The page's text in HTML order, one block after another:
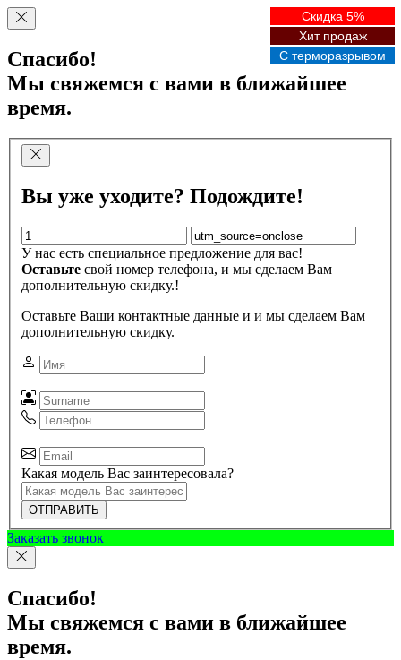
Спасибо!
Мы свяжемся с вами в ближайшее
время.
Вы уже уходите? Подождите!
У нас есть специальное предложение для вас!
Оставьте свой номер телефона, и мы сделаем Вам
дополнительную скидку.!
Оставьте Ваши контактные данные и и мы сделаем Вам
дополнительную скидку.
Какая модель Вас заинтересовала?
ОТПРАВИТЬ
Заказать звонок
Спасибо!
Мы свяжемся с вами в ближайшее
время.
Скидка 5%
Хит продаж
С терморазрывом